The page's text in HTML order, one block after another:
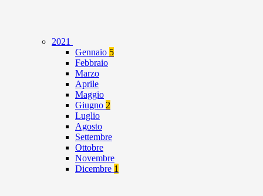
2021
Gennaio 5
Febbraio
Marzo
Aprile
Maggio
Giugno 2
Luglio
Agosto
Settembre
Ottobre
Novembre
Dicembre 1